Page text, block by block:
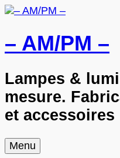
– AM/PM –
Lampes &
mesure.
et accessoires
Menu Skip
to